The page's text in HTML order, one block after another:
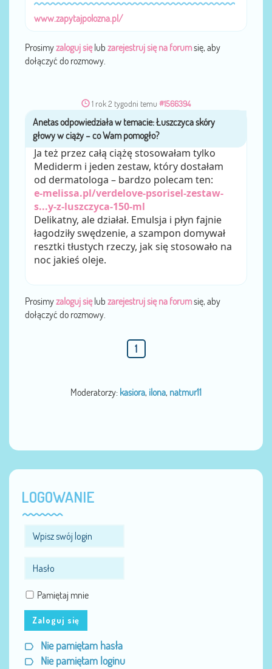
www.zapytajpolozna.pl/
Prosimyzaloguj sięlub zarejestruj się na forumsię, aby
dołączyć do rozmowy.
1 rok 2 tygodni temu #1566394
przezAnetas
Ja też przez całą ciążę stosowałam tylko
Mediderm i jeden zestaw, który dostałam
od dermatologa – bardzo polecam ten:
e-melissa.pl/verdelove-psorisel-zestaw-
s...y-z-luszczyca-150-ml
Delikatny, ale działał. Emulsja i płyn fajnie
łagodziły swędzenie, a szampon domywał
resztki tłustych rzeczy, jak się stosowało na
noc jakieś oleje.
Prosimyzaloguj sięlub zarejestruj się na forumsię, aby
dołączyć do rozmowy.
1
Moderatorzy: kasiora, ilona, natmur11
LOGOWANIE
Pamiętaj mnie
Zaloguj się
Nie pamiętam hasła
Nie pamiętam loginu